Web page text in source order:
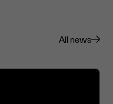
All news